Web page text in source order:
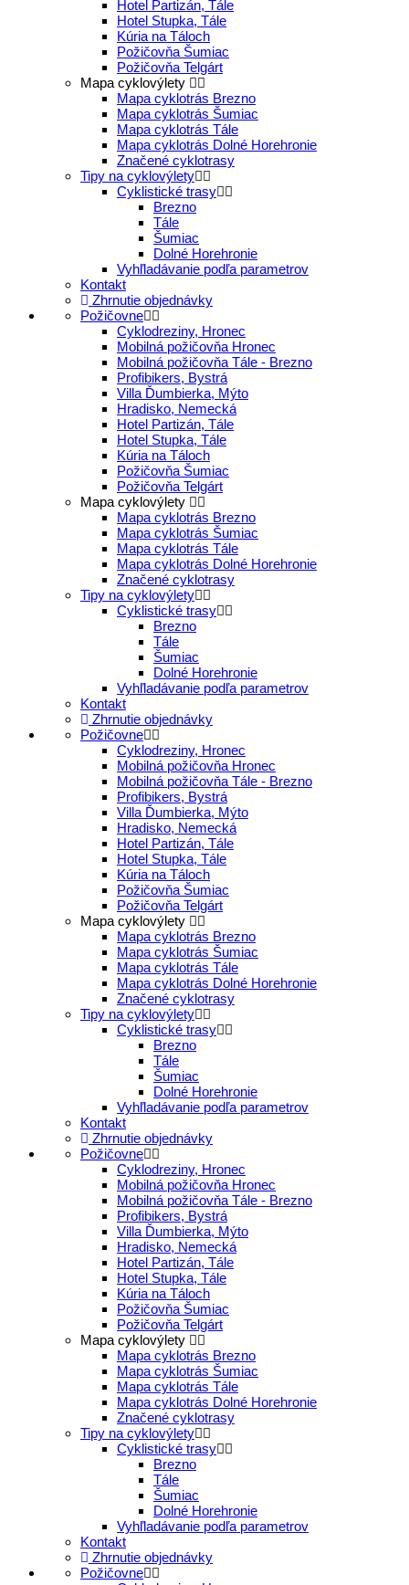
Hotel Partizán, Tále
Hotel Stupka, Tále
Kúria na Táloch
Požičovňa Šumiac
Požičovňa Telgárt
Mapa cyklovýlety
Mapa cyklotrás Brezno
Mapa cyklotrás Šumiac
Mapa cyklotrás Tále
Mapa cyklotrás Dolné Horehronie
Značené cyklotrasy
Tipy na cyklovýlety
Cyklistické trasy
Brezno
Tále
Šumiac
Dolné Horehronie
Vyhľladávanie podľa parametrov
Kontakt
Zhrnutie objednávky
Požičovne
Cyklodreziny, Hronec
Mobilná požičovňa Hronec
Mobilná požičovňa Tále - Brezno
Profibikers, Bystrá
Villa Ďumbierka, Mýto
Hradisko, Nemecká
Hotel Partizán, Tále
Hotel Stupka, Tále
Kúria na Táloch
Požičovňa Šumiac
Požičovňa Telgárt
Mapa cyklovýlety
Mapa cyklotrás Brezno
Mapa cyklotrás Šumiac
Mapa cyklotrás Tále
Mapa cyklotrás Dolné Horehronie
Značené cyklotrasy
Tipy na cyklovýlety
Cyklistické trasy
Brezno
Tále
Šumiac
Dolné Horehronie
Vyhľladávanie podľa parametrov
Kontakt
Zhrnutie objednávky
Požičovne
Cyklodreziny, Hronec
Mobilná požičovňa Hronec
Mobilná požičovňa Tále - Brezno
Profibikers, Bystrá
Villa Ďumbierka, Mýto
Hradisko, Nemecká
Hotel Partizán, Tále
Hotel Stupka, Tále
Kúria na Táloch
Požičovňa Šumiac
Požičovňa Telgárt
Mapa cyklovýlety
Mapa cyklotrás Brezno
Mapa cyklotrás Šumiac
Mapa cyklotrás Tále
Mapa cyklotrás Dolné Horehronie
Značené cyklotrasy
Tipy na cyklovýlety
Cyklistické trasy
Brezno
Tále
Šumiac
Dolné Horehronie
Vyhľladávanie podľa parametrov
Kontakt
Zhrnutie objednávky
Požičovne
Cyklodreziny, Hronec
Mobilná požičovňa Hronec
Mobilná požičovňa Tále - Brezno
Profibikers, Bystrá
Villa Ďumbierka, Mýto
Hradisko, Nemecká
Hotel Partizán, Tále
Hotel Stupka, Tále
Kúria na Táloch
Požičovňa Šumiac
Požičovňa Telgárt
Mapa cyklovýlety
Mapa cyklotrás Brezno
Mapa cyklotrás Šumiac
Mapa cyklotrás Tále
Mapa cyklotrás Dolné Horehronie
Značené cyklotrasy
Tipy na cyklovýlety
Cyklistické trasy
Brezno
Tále
Šumiac
Dolné Horehronie
Vyhľladávanie podľa parametrov
Kontakt
Zhrnutie objednávky
Požičovne